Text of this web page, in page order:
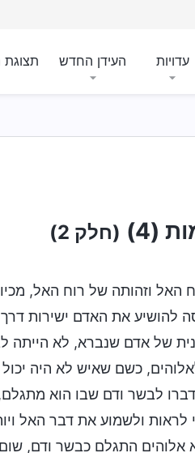
עדויות העידן החדש תצוגת
(4) (חלק 2)
וזהותה של רוח האל,
להושיע את האדם ישירות דרך
של אדם שנברא, לא הייתה
כשם שאיש לא היה
לבשר ודם שבו הוא מתגלם,
לראות ולשמוע את דבר האל
אלוהים התגלם כבשר ודם,